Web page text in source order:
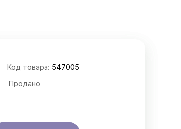
Код товара: 547005
Продано